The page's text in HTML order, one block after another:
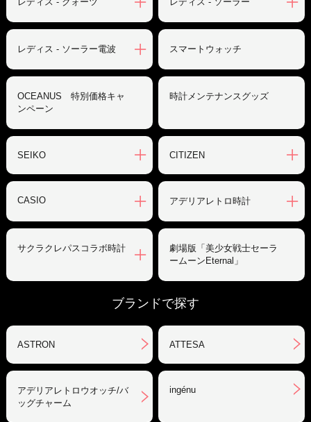
レディス - ソーラー電波 スマートウォッチ
OCEANUS 特別価格キャ
ンペーン
時計メンテナンスグッズ
SEIKO CITIZEN
CASIO アデリアレトロ時計
サクラクレパスコラボ時計
劇場版「美少女戦士セーラ
ームーンEternal」
ブランドで探す
ASTRON ATTESA
アデリアレトロウオッチ/バ
ッグチャーム
ingénu